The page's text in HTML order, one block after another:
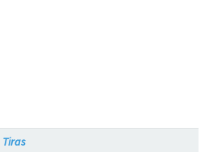
#761
Tiras